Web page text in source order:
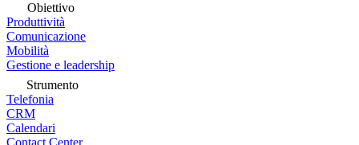
Obiettivo
Produttività
Comunicazione
Mobilità
Gestione e leadership
Strumento
Telefonia
CRM
Calendari
Contact Center